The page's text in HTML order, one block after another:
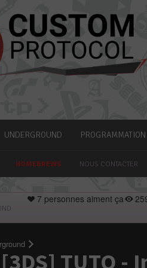
UNDERGROUND PROGRAMMATION
HOMEBREWS NOUS CONTACTER
7 personnes aiment ça
TUTO -